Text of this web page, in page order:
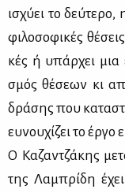
ισχύ­ει το
φι­λο­σο­φι­κές
κές ή υπάρ­χει μια
σμός θέ­σε­ων κι
δρά­σης που
ευ­νου­χί­ζει το έρ­γο
Ο Κα­ζαν­τζά­κης
της Λα­μπρί­δη